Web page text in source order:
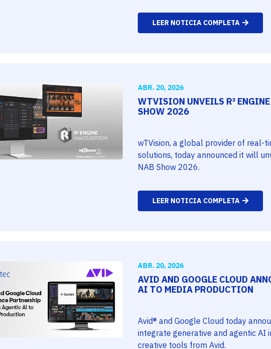
LEER NOTICIA COMPLETA
ABR. 20, 2026
WTVISION UNVEILS R³
SHOW 2026
wTVision, a global provider of real-
solutions, today announced it will
NAB Show 2026.
LEER NOTICIA COMPLETA
ABR. 20, 2026
AVID AND GOOGLE CLOUD
AI TO MEDIA PRODUCTION
Avid® and Google Cloud today
integrate generative and agentic AI
creative tools from Avid.